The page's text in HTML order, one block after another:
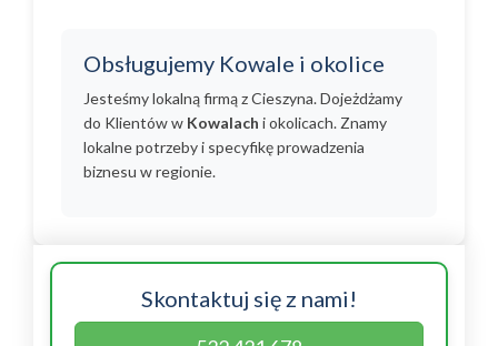
Obsługujemy Kowale i okolice
Jesteśmy lokalną firmą z Cieszyna. Dojeżdżamy
do Klientów w Kowalach i okolicach. Znamy
lokalne potrzeby i specyfikę prowadzenia
biznesu w regionie.
Skontaktuj się z nami!